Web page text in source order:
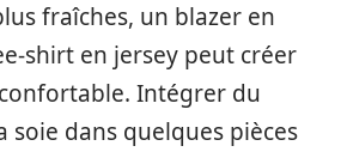
fraîches, un blazer en
shirt en jersey peut créer
Intégrer du
soie dans quelques pièces